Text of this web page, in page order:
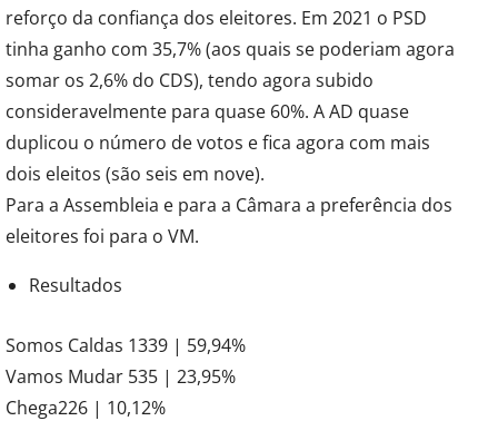
reforço da confiança dos eleitores. Em 2021 o PSD
tinha ganho com 35,7% (aos quais se poderiam agora
somar os 2,6% do CDS), tendo agora subido
consideravelmente para quase 60%. A AD quase
duplicou o número de votos e fica agora com mais
dois eleitos (são seis em nove).
Para a Assembleia e para a Câmara a preferência dos
eleitores foi para o VM.
Resultados
Somos Caldas 1339 | 59,94%
Vamos Mudar 535 | 23,95%
Chega226 | 10,12%